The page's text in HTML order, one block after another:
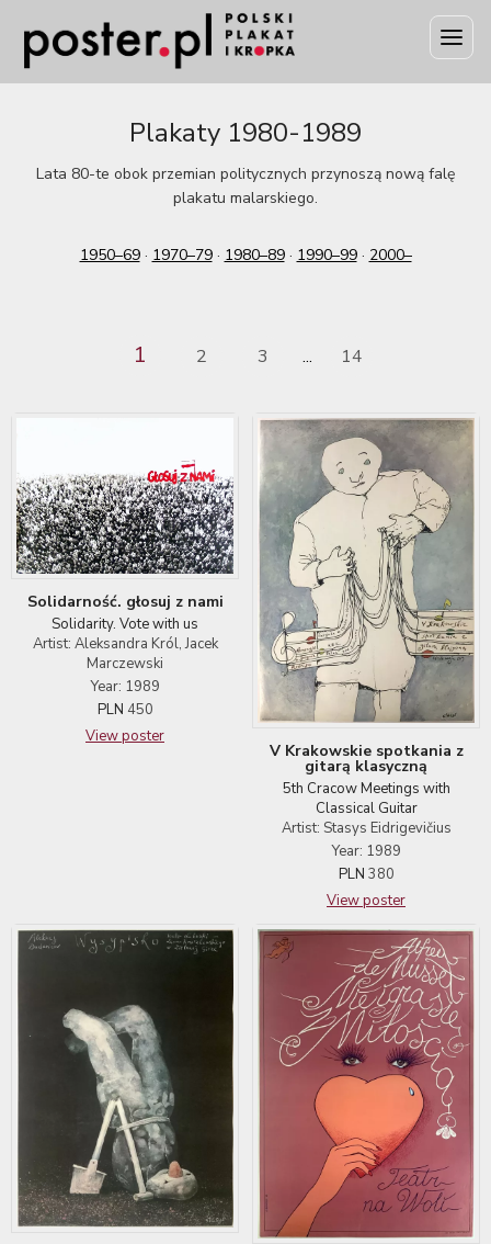
Plakaty 1980-1989
Lata 80-te obok przemian politycznych przynoszą nową falę
plakatu malarskiego.
1950–69· 1970–79· 1980–89· 1990–99· 2000–
1 2 3 ... 14
Solidarność. głosuj z nami
Solidarity. Vote with us
Artist: Aleksandra Król, Jacek
Marczewski
Year: 1989
PLN 450
View poster
V Krakowskie spotkania z
gitarą klasyczną
5th Cracow Meetings with
Classical Guitar
Artist: Stasys Eidrigevičius
Year: 1989
PLN 380
View poster